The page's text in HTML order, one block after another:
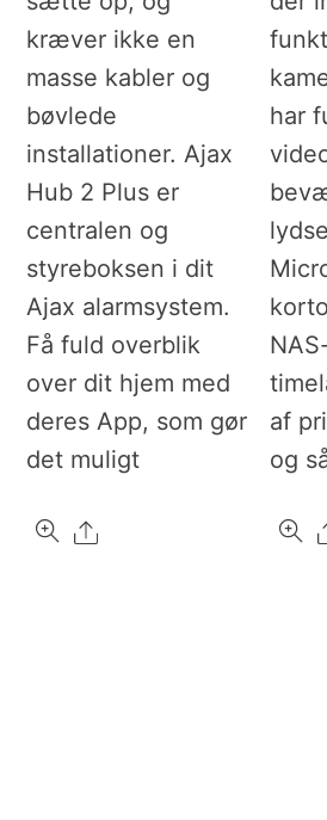
kræver ikke en
masse kabler og
bøvlede
installationer. Ajax
Hub 2 Plus er
centralen og
styreboksen i dit
Ajax alarmsystem.
Få fuld overblik
over dit hjem med
deres App, som gør
det muligt
Share
har
af
og